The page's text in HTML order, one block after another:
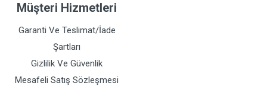
Müşteri Hizmetleri
Garanti Ve Teslimat/İade
Şartları
Gizlilik Ve Güvenlik
Mesafeli Satış Sözleşmesi